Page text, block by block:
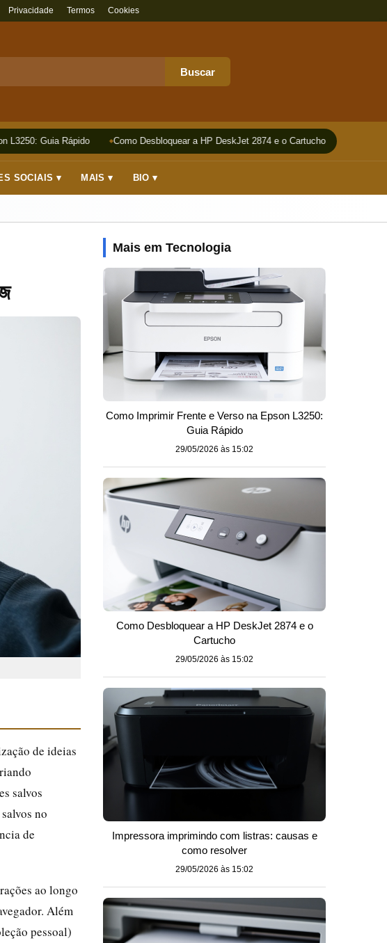
Privacidade Termos Cookies
Buscar
Guia Rápido Como Desbloquear a HP DeskJet 2874 e o Cartucho
SOCIAIS ▾ MAIS ▾ BIO ▾
de ideias
salvos
no
de
ao longo
Além
pessoal)
Mais em Tecnologia
Como Imprimir Frente e Verso na Epson L3250:
Guia Rápido
29/05/2026 às 15:02
Como Desbloquear a HP DeskJet 2874 e o
Cartucho
29/05/2026 às 15:02
Impressora imprimindo com listras: causas e
como resolver
29/05/2026 às 15:02